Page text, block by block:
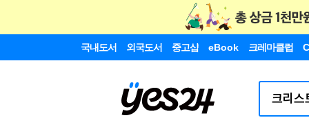
국내도서 외국도서 중고샵 eBook 크레마클럽